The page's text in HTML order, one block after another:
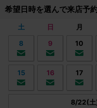
希望日時を選んで来店予
土 日 月
8
9 10
15 16 17
8/22(土